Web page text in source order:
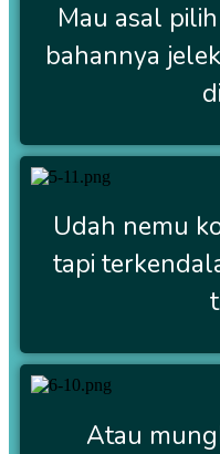
Mau asal
bahannya
Udah nemu
tapi
Atau